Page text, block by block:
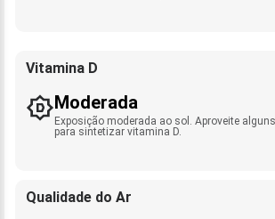
Vitamina D
Moderada
Exposição moderada ao sol. Aproveite
para sintetizar vitamina D.
Qualidade do Ar